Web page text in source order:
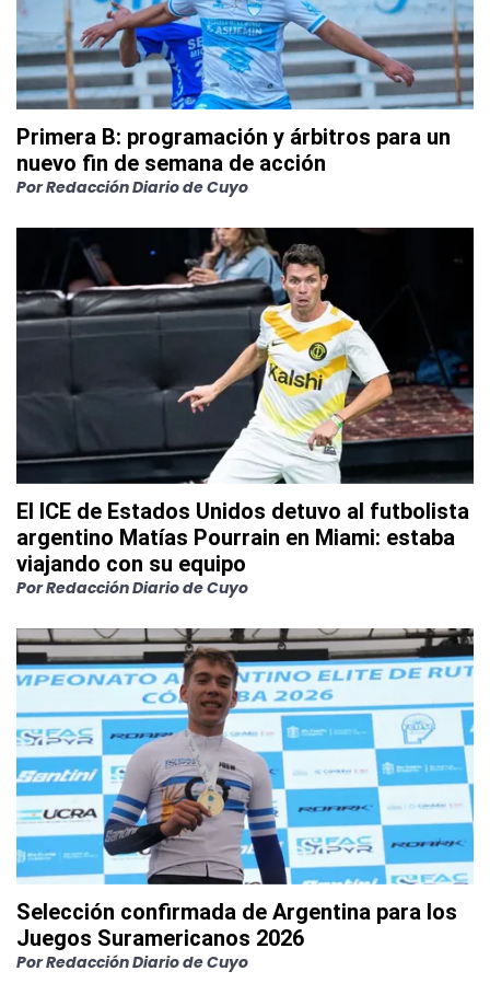
Primera B: programación y árbitros para un
nuevo fin de semana de acción
PorRedacción Diario de Cuyo
El ICE de Estados Unidos detuvo al futbolista
argentino Matías Pourrain en Miami: estaba
viajando con su equipo
PorRedacción Diario de Cuyo
Selección confirmada de Argentina para los
Juegos Suramericanos 2026
PorRedacción Diario de Cuyo